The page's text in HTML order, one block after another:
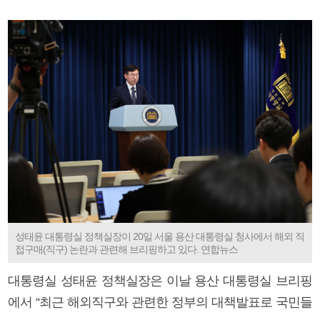
성태윤 대통령실 정책실장이 20일 서울 용산 대통령실 청사에서 해외 직
접구매(직구) 논란과 관련해 브리핑하고 있다. 연합뉴스
대통령실 성태윤 정책실장은 이날 용산 대통령실 브리핑
에서 “최근 해외직구와 관련한 정부의 대책발표로 국민들